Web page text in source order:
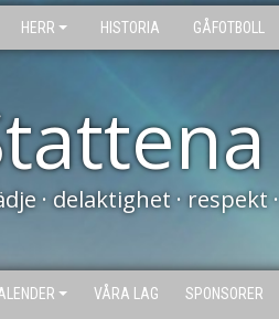
HERR HISTORIA GÅFOTBOLL
· delaktighet · respekt
VÅRA LAG SPONSORER